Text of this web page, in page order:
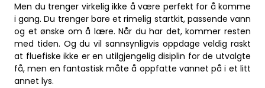
Men du trenger virkelig ikke å være perfekt for å komme
i gang. Du trenger bare et rimelig startkit, passende vann
og et ønske om å lære. Når du har det, kommer resten
med tiden. Og du vil sannsynligvis oppdage veldig raskt
at fluefiske ikke er en utilgjengelig disiplin for de utvalgte
få, men en fantastisk måte å oppfatte vannet på i et litt
annet lys.